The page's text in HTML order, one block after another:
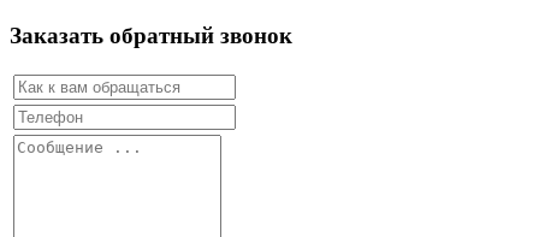
Заказать обратный звонок